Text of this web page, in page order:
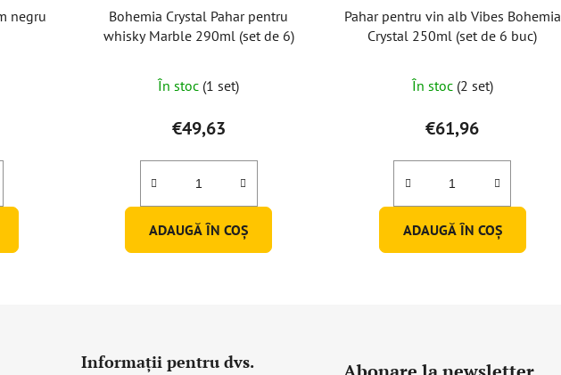
negru
Bohemia Crystal Pahar pentru
whisky Marble 290ml (set de 6)
În stoc (1 set)
€49,63
ADAUGĂ ÎN COŞ
Pahar pentru vin alb Vibes Bohemia
Crystal 250ml (set de 6 buc)
În stoc (2 set)
€61,96
ADAUGĂ ÎN COŞ
Informații pentru dvs.